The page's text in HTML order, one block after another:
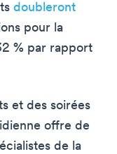
doubleront
pour la
% par rapport
et des soirées
offre de
de la